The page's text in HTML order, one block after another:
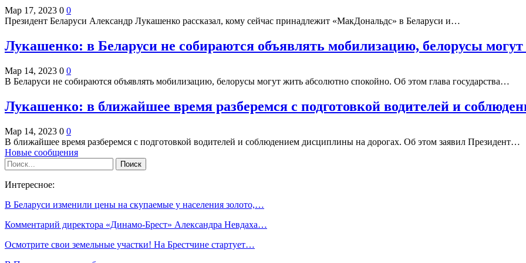
Мар 17, 2023 0 0
Президент Беларуси Александр Лукашенко рассказал, кому сейчас принадлежит «МакДональдс» в Беларуси и…
Лукашенко: в Беларуси не собираются объявлять мобилизацию, белорусы
Мар 14, 2023 0 0
В Беларуси не собираются объявлять мобилизацию, белорусы могут жить абсолютно спокойно. Об этом глава государства…
Лукашенко: в ближайшее время разберемся с подготовкой водителей и
Мар 14, 2023 0 0
В ближайшее время разберемся с подготовкой водителей и соблюдением дисциплины на дорогах. Об этом заявил Президент…
Новые сообщения
Интересное:
В Беларуси изменили цены на скупаемые у населения золото,…
Комментарий директора «Динамо-Брест» Александра Невдаха…
Осмотрите свои земельные участки! На Брестчине стартует…